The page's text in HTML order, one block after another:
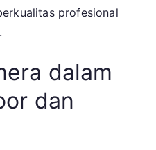
profesional
dalam
dan